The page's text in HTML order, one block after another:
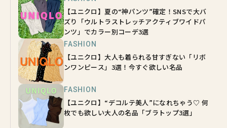
【ユニクロ】夏の“神パンツ”確定！SNSで大バ
ズり「ウルトラストレッチアクティブワイドパ
ンツ」でカラー別コーデ3選
FASHION
【ユニクロ】大人も着られる甘すぎない「リボ
ンワンピース」3選！今すぐ欲しい名品
FASHION
【ユニクロ】“デコルテ美人”になれちゃう♡ 何
枚でも欲しい大人の名品「ブラトップ3選」